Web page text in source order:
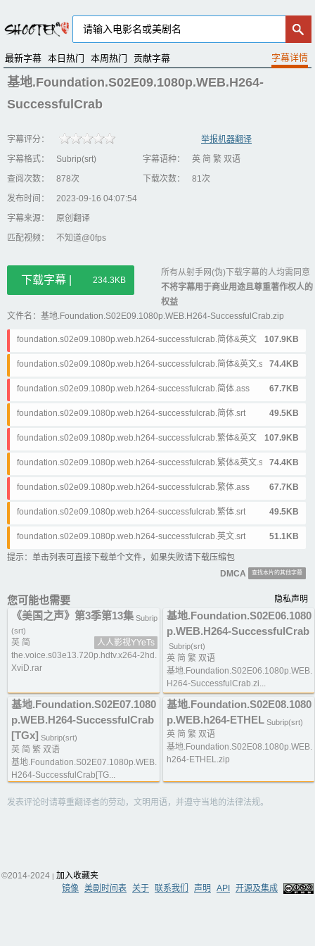
最新字幕 本日热门 本周热门 贡献字幕
基地.Foundation.S02E09.1080p.WEB.H264-
SuccessfulCrab
字幕评分：
举报机器翻译
字幕格式：
Subrip(srt) 字幕语种：
英 简 繁 双语
查阅次数：
878次 下载次数：
81次
发布时间：
2023-09-16 04:07:54
字幕来源：
原创翻译
匹配视频：
不知道@0fps
下载字幕 | 234.3KB
所有从射手网(伪)下载字幕的人均需同意
不将字幕用于商业用途且尊重著作权人的
权益
文件名：基地.Foundation.S02E09.1080p.WEB.H264-SuccessfulCrab.zip
foundation.s02e09.1080p.web.h264-successfulcrab.简体&英文.ass107.9KB
foundation.s02e09.1080p.web.h264-successfulcrab.简体&英文.srt 74.4KB
foundation.s02e09.1080p.web.h264-successfulcrab.简体.ass 67.7KB
foundation.s02e09.1080p.web.h264-successfulcrab.简体.srt 49.5KB
foundation.s02e09.1080p.web.h264-successfulcrab.繁体&英文.ass107.9KB
foundation.s02e09.1080p.web.h264-successfulcrab.繁体&英文.srt 74.4KB
foundation.s02e09.1080p.web.h264-successfulcrab.繁体.ass 67.7KB
foundation.s02e09.1080p.web.h264-successfulcrab.繁体.srt 49.5KB
foundation.s02e09.1080p.web.h264-successfulcrab.英文.srt 51.1KB
提示：单击列表可直接下载单个文件，如果失败请下载压缩包
DMCA
查找本片的其他字幕
您可能也需要 隐私声明
《美国之声》第3季第13集 Subrip
(srt)
英 简
人人影视YYeTs
the.voice.s03e13.720p.hdtv.x264-2hd.
XviD.rar
基地.Foundation.S02E06.1080
p.WEB.H264-SuccessfulCrab
Subrip(srt)
英 简 繁 双语
基地.Foundation.S02E06.1080p.WEB.
H264-SuccessfulCrab.zi...
基地.Foundation.S02E07.1080
p.WEB.H264-SuccessfulCrab
[TGx] Subrip(srt)
英 简 繁 双语
基地.Foundation.S02E07.1080p.WEB.
H264-SuccessfulCrab[TG...
基地.Foundation.S02E08.1080
p.WEB.h264-ETHEL Subrip(srt)
英 简 繁 双语
基地.Foundation.S02E08.1080p.WEB.
h264-ETHEL.zip
发表评论时请尊重翻译者的劳动，文明用语，并遵守当地的法律法规。
©2014-2024 | 加入收藏夹
镜像 美剧时间表 关于 联系我们 声明 API 开源及集成